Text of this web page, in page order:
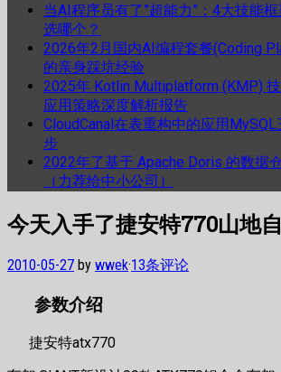
当AI程序员有了”超能力”：4大技能
选哪个？
2026年2月国内AI编程套餐(Coding
的亲身踩坑经验
2025年 Kotlin Multiplatform (KMP)
应用策略深度解析报告
CloudCanal在表重构中的应用
步
2022年了基于 Apache Doris 的数据
（力荐给中小公司）
今天入手了捷安特770山地
2010-05-27 by wwek·13条评论
参数介绍
捷安特atx770